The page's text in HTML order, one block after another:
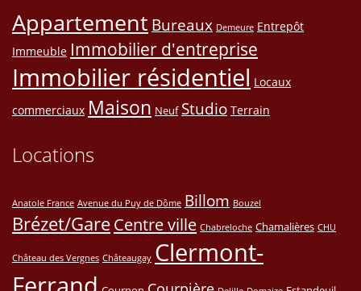
Appartement Bureaux Demeure Entrepôt
Immeuble Immobilier d'entreprise
Immobilier résidentiel Locaux
commerciaux Maison Neuf Studio Terrain
Locations
Anatole France Avenue du Puy de Dôme Billom Bouzel
Brézet/GareCentre ville Chabreloche Chamalières CHU
Château des Vergnes Châteaugay Clermont-